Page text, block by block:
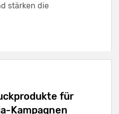
stärken die
für
Kampagnen